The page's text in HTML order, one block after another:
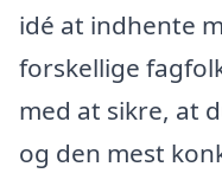
idé at indhente
forskellige
med at sikre, at
og den mest